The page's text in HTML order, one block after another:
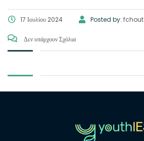
17 Ιουλίου 2024 Posted by:
Δεν υπάρχουν Σχόλια